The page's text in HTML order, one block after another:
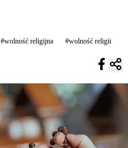
#wolność religijna #wolność religii